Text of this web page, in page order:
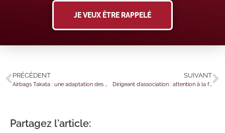
JE VEUX ÊTRE RAPPELÉ
PRÉCÉDENT
Airbags Takata : une adaptation des mesures
SUIVANT
Dirigeant d’association : attention à la faute détachable !
Partagez l'article: